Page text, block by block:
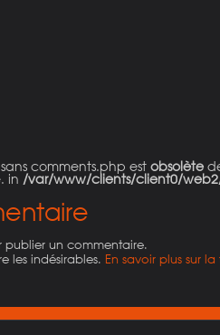
comments.php est obsolète
in /var/www/clients/client0/
publier un commentaire.
les indésirables. En savoir plus sur